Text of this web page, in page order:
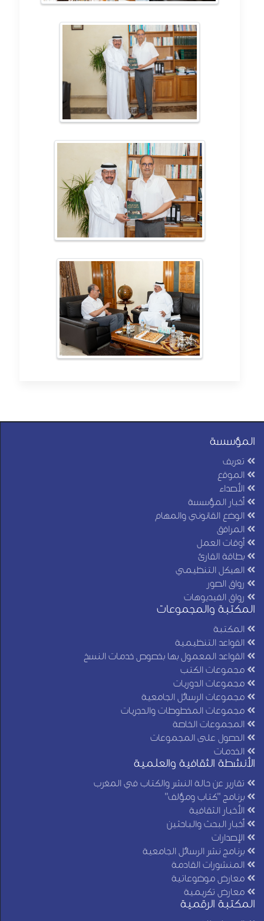
المؤسسة
تعريف
الموقع
الأصداء
أخبار المؤسسة
الوضع القانوني والمهام
المرافق
أوقات العمل
بطاقة القارئ
الهيكل التنظيمي
رواق الصور
رواق الفيديوهات
المكتبة والمجموعات
المكتبة
القواعد التنظيمية
القواعد المعمول بها بخصوص خدمات النسخ
مجموعات الكتب
مجموعات الدوريات
مجموعات الرسائل الجامعية
مجموعات المخطوطات والحجريات
المجموعات الخاصة
الحصول على المجموعات
الخدمات
الأنشطة الثقافية والعلمية
تقارير عن حالة النشر والكتاب في المغرب
برنامج "كتاب ومؤلف"
الأخبار الثقافية
أخبار البحث والباحثين
الإصدارات
برنامج نشر الرسائل الجامعية
المنشورات القادمة
معارض موضوعاتية
معارض تكريمية
المكتبة الرقمية